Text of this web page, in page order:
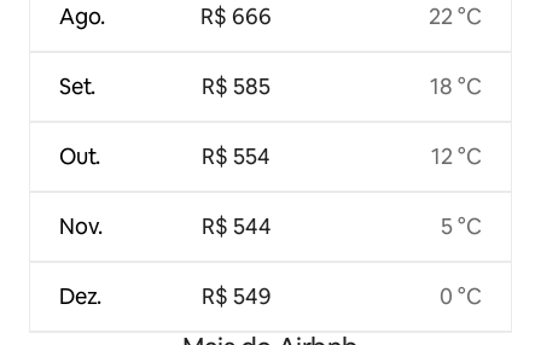
Ago.
Set.
Out.
Nov.
Dez.
R$ 666
R$ 585
R$ 554
R$ 544
R$ 549
22 °C
18 °C
12 °C
5 °C
0 °C